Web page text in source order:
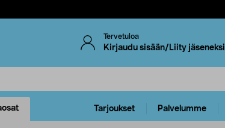
Tervetuloa
Kirjaudu sisään/Liity jäseneksi
Tarjoukset Palvelumme